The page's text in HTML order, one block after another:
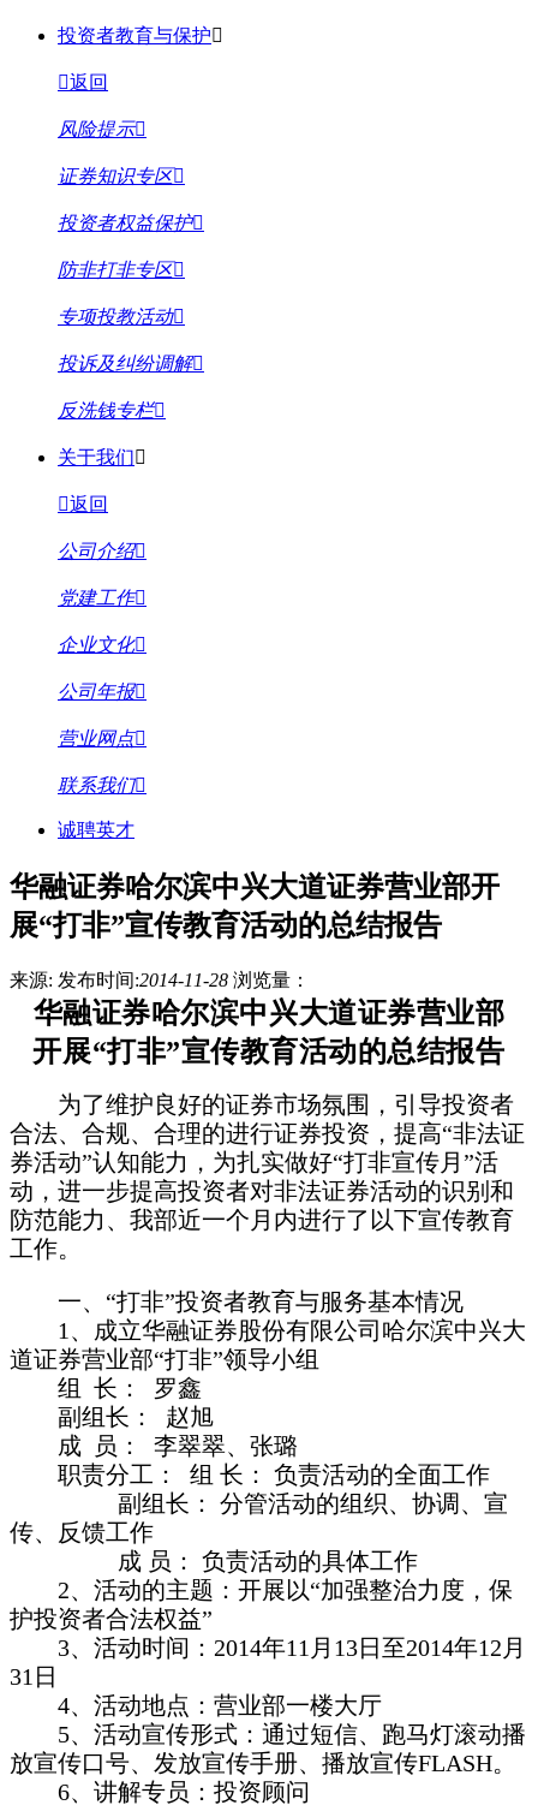
投资者教育与保护
返回
风险提示
证券知识专区
投资者权益保护
防非打非专区
专项投教活动
投诉及纠纷调解
反洗钱专栏
关于我们
返回
公司介绍
党建工作
企业文化
公司年报
营业网点
联系我们
诚聘英才
华融证券哈尔滨中兴大道证券营业部开
展“打非”宣传教育活动的总结报告
来源: 发布时间:2014-11-28 浏览量：
华融证券哈尔滨中兴大道证券营业部
开展“打非”宣传教育活动的总结报告
为了维护良好的证券市场氛围，引导投资者
合法、合规、合理的进行证券投资，提高“非法证
券活动”认知能力，为扎实做好“打非宣传月”活
动，进一步提高投资者对非法证券活动的识别和
防范能力、我部近一个月内进行了以下宣传教育
工作。
一、“打非”投资者教育与服务基本情况
1 、成立华融证券股份有限公司哈尔滨中兴大
道证券营业部“打非”领导小组
组 长：
罗鑫
副组长：
赵旭
成
员：
李翠翠、张璐
职责分工： 组 长： 负责活动的全面工作
副组长： 分管活动的组织、协调、宣
传、反馈工作
成 员： 负责活动的具体工作
2、活动的主题：开展以“加强整治力度，保
护投资者合法权益”
3、活动时间： 2014年11 月 13日至2014年12 月
31 日
4、活动地点：营业部一楼大厅
5、活动宣传形式：通过短信、跑马灯滚动播
放宣传口号、发放宣传手册、播放宣传FLASH。
6、讲解专员：投资顾问